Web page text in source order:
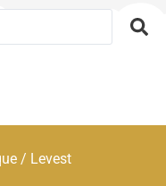
/ Levest